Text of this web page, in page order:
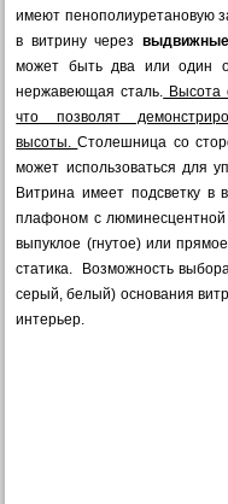
имеют пенополиуретановую
в витрину через
может быть два или один
нержавеющая сталь. Высота
что позволят
высоты.Столешница со
может использоваться для
Витрина имеет подсветку в
плафоном с
выпуклое (гнутое) или
статика. Возможность
серый, белый) основания
интерьер.